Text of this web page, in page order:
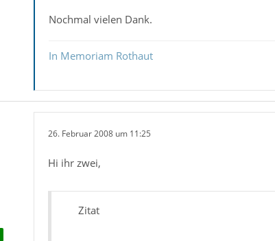
Nochmal vielen Dank.
In Memoriam Rothaut
26. Februar 2008 um 11:25
Hi ihr zwei,
Zitat